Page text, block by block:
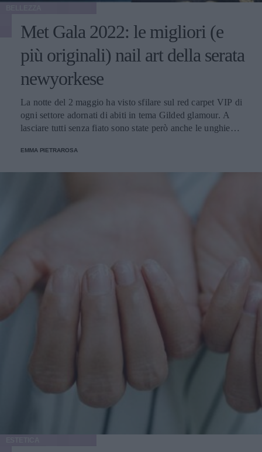
Met Gala 2022: le migliori (e
più originali) nail art della serata
newyorkese
La notte del 2 maggio ha visto sfilare sul red carpet VIP di
ogni settore adornati di abiti in tema Gilded glamour. A
lasciare tutti senza fiato sono state però anche le unghie
EMMA PIETRAROSA